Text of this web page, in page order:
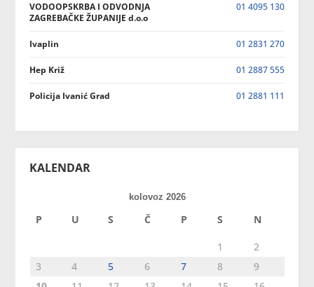
VODOOPSKRBA I ODVODNJA
ZAGREBAČKE ŽUPANIJE d.o.o
01 4095 130
Ivaplin 01 2831 270
Hep Križ 01 2887 555
Policija Ivanić Grad 01 2881 111
KALENDAR
kolovoz 2026
P U S Č P S N
1
2
3
4 5 6 7 8
9